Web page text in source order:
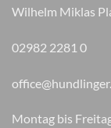
Wilhelm Miklas
02982 2281 0
Montag bis